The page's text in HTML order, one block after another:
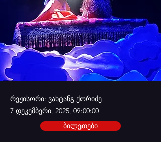
რეჟისორი: ვახტანგ ქორიძე
7 დეკემბერი, 2025, 09:00:00
ბილეთები